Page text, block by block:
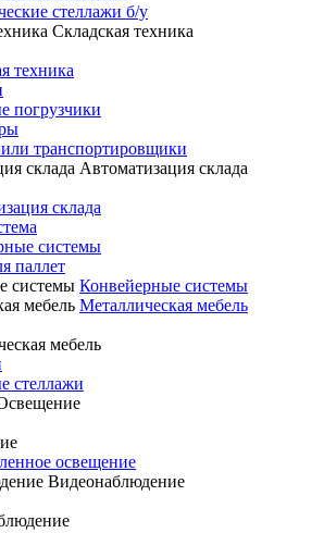
стеллажи б/у
Складская техника
техника
погрузчики
транспортировщики
Автоматизация склада
склада
системы
паллет
Конвейерные системы
Металлическая мебель
мебель
стеллажи
освещение
Видеонаблюдение